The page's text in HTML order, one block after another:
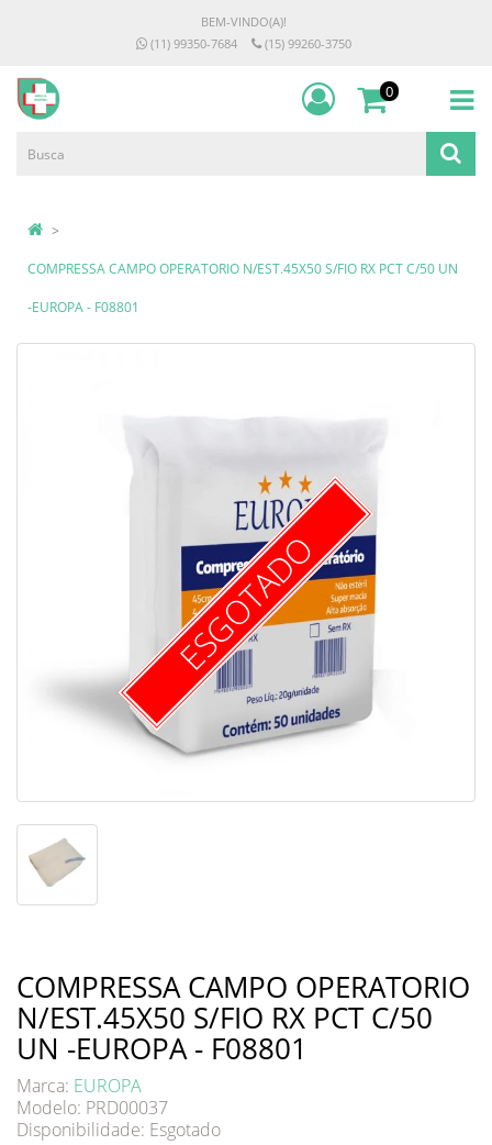
BEM-VINDO(A)!
(11) 99350-7684
(15) 99260-3750
0
COMPRESSA CAMPO OPERATORIO N/EST.45X50 S/FIO RX PCT C/50 UN
-EUROPA - F08801
ESGOTADO
COMPRESSA CAMPO OPERATORIO
N/EST.45X50 S/FIO RX PCT C/50
UN -EUROPA - F08801
Marca: EUROPA
Modelo: PRD00037
Disponibilidade: Esgotado